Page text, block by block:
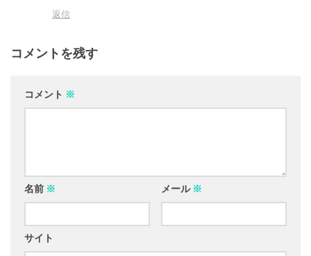
返信
コメントを残す
コメント ※
名前 ※ メール ※
サイト